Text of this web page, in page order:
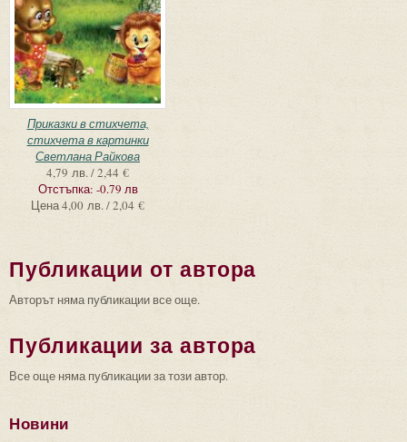
Приказки в стихчета,
стихчета в картинки
Светлана Райкова
4,79 лв. / 2,44 €
Отстъпка: -0.79 лв
Цена4,00 лв. / 2,04 €
Публикации от автора
Авторът няма публикации все още.
Публикации за автора
Все още няма публикации за този автор.
Новини